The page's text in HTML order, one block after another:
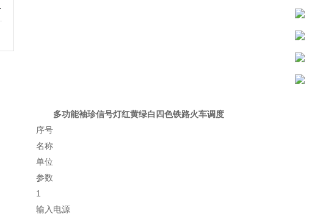
技巧
多功能袖珍信号灯红黄绿白四色铁路火车调度
序号
名称
单位
参数
1
输入电源